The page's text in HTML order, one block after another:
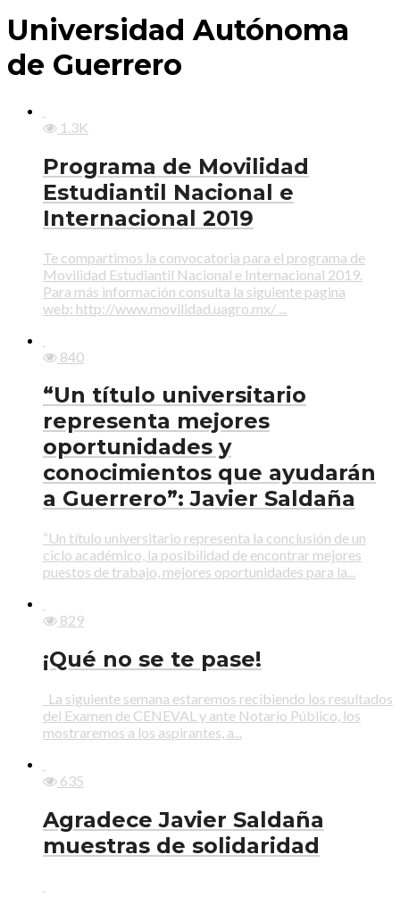
Universidad Autónoma
de Guerrero
1.3K
Programa de Movilidad
Estudiantil Nacional e
Internacional 2019
Te compartimos la convocatoria para el programa de
Movilidad Estudiantil Nacional e Internacional 2019.
Para más información consulta la siguiente pagina
web: http://www.movilidad.uagro.mx/ ...
840
“Un título universitario
representa mejores
oportunidades y
conocimientos que ayudarán
a Guerrero”: Javier Saldaña
“Un título universitario representa la conclusión de un
ciclo académico, la posibilidad de encontrar mejores
puestos de trabajo, mejores oportunidades para la...
829
¡Qué no se te pase!
La siguiente semana estaremos recibiendo los resultados
del Examen de CENEVAL y ante Notario Público, los
mostraremos a los aspirantes, a...
635
Agradece Javier Saldaña
muestras de solidaridad